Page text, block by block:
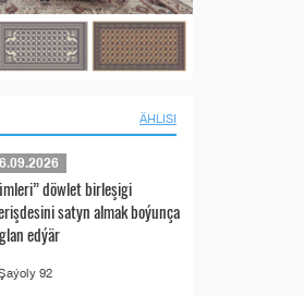
ÄHLISI
döwlet birleşigi
satyn almak boýunça
edýär
92